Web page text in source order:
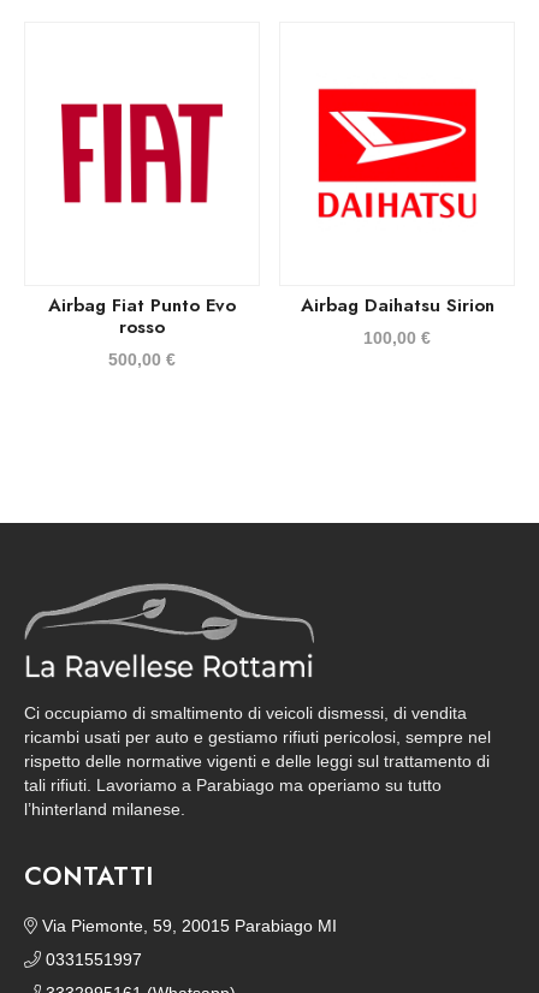
Airbag Fiat Punto Evo
rosso
500,00 €
Airbag Daihatsu Sirion
100,00€
Ci occupiamo di smaltimento di veicoli dismessi, di vendita
ricambi usati per auto e gestiamo rifiuti pericolosi, sempre nel
rispetto delle normative vigenti e delle leggi sul trattamento di
tali rifiuti. Lavoriamo a Parabiago ma operiamo su tutto
l’hinterland milanese.
CONTATTI
Via Piemonte, 59, 20015 Parabiago MI
0331551997